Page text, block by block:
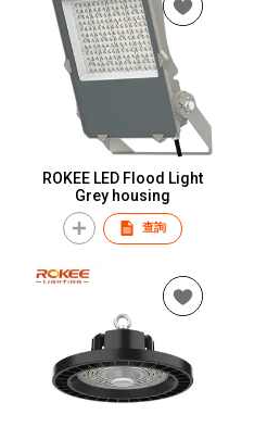
ROKEE LED Flood Light
Grey housing
查詢